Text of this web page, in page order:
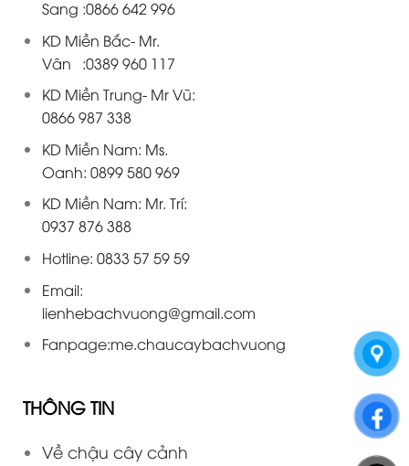
Sang :0866 642 996
KD Miền Bắc- Mr.
Vân :0389 960 117
KD Miền Trung- Mr Vũ:
0866 987 338
KD Miền Nam: Ms.
Oanh: 0899 580 969
KD Miền Nam: Mr. Trí:
0937 876 388
Hotline: 0833 57 59 59
Email:
lienhebachvuong@gmail.com
Fanpage:me.chaucaybachvuong
THÔNG TIN
Về chậu cây cảnh